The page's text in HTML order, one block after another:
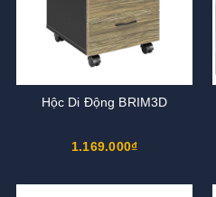
Hộc Di Động BRIM3D
1.169.000₫